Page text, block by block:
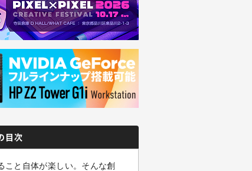
目次
こと自体が楽しい。そんな創